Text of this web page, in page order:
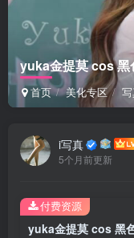
yuka金提莫 cos 黑
首页 美化专区
i写真
5个月前更新
付费资源